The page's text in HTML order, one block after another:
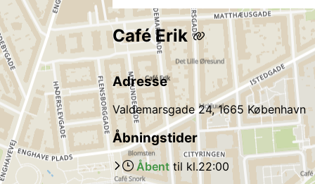
Café Erik
Adresse
Valdemarsgade 24, 1665 København
Åbningstider
Åbent til kl.22:00